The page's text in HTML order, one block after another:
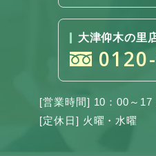
大津仰木の里
[営業時間] 10：00～
[定休日] 火曜・水曜